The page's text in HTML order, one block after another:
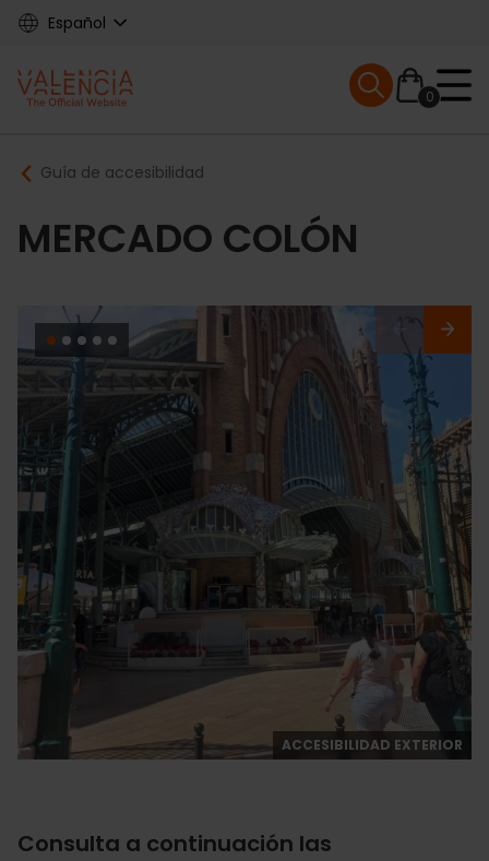
Skip
content
Español
Main
navigation
0
Mobile menu
Breadcrumb
Guía de accesibilidad
MERCADO COLÓN
ACCESIBILIDAD EXTERIOR
Consulta a continuación las